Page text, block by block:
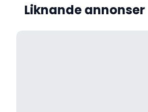
Liknande annonser